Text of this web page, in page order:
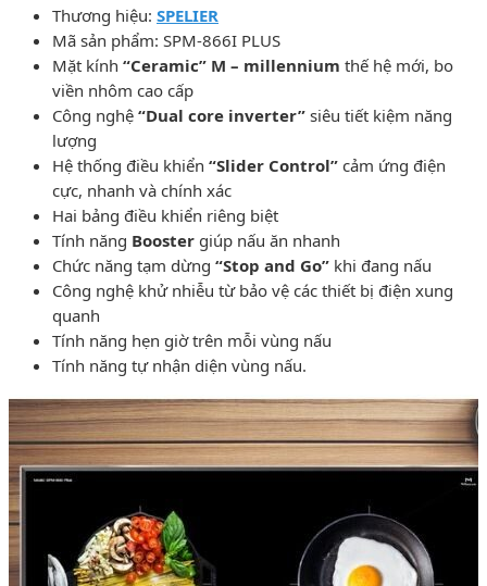
Thương hiệu: SPELIER
Mã sản phẩm: SPM-866I PLUS
Mặt kính “Ceramic” M – millennium thế hệ mới, bo
viền nhôm cao cấp
Công nghệ “Dual core inverter” siêu tiết kiệm năng
lượng
Hệ thống điều khiển “Slider Control” cảm ứng điện
cực, nhanh và chính xác
Hai bảng điều khiển riêng biệt
Tính năng Booster giúp nấu ăn nhanh
Chức năng tạm dừng “Stop and Go” khi đang nấu
Công nghệ khử nhiễu từ bảo vệ các thiết bị điện xung
quanh
Tính năng hẹn giờ trên mỗi vùng nấu
Tính năng tự nhận diện vùng nấu.